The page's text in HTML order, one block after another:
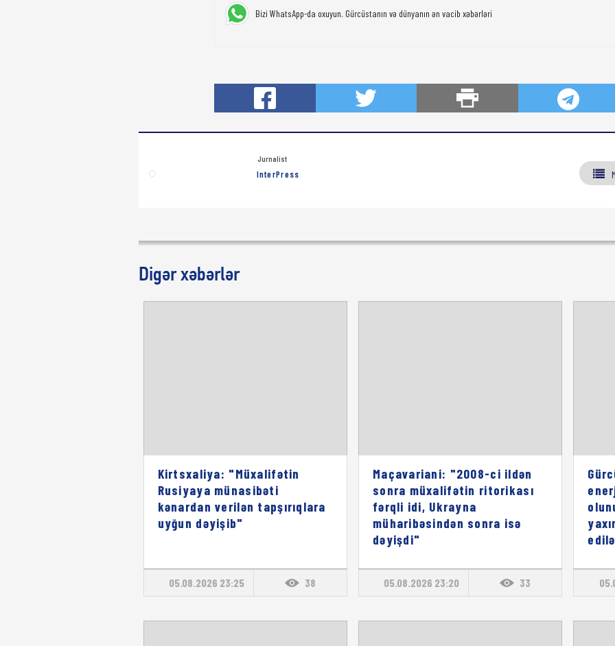
Bizi WhatsApp-da oxuyun. Gürcüstanın və dünyanın ən vacib xəbərləri
Jurnalist
InterPress
Digər xəbərlər
Kirtsxaliya: "Müxalifətin
Rusiyaya münasibəti
kənardan verilən tapşırıqlara
uyğun dəyişib"
05.08.2026 23:25 38
Maçavariani: "2008-ci ildən
sonra müxalifətin ritorikası
fərqli idi, Ukrayna
müharibəsindən sonra isə
dəyişdi"
05.08.2026 23:20 33